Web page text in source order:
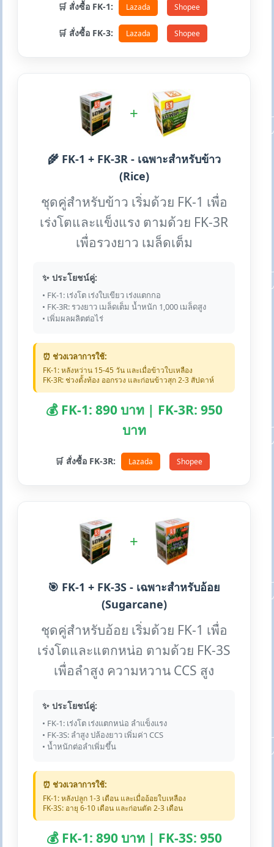
🛒 สั่งซื้อ FK-1: Lazada Shopee
🛒 สั่งซื้อ FK-3: Lazada Shopee
+
🌾 FK-1 + FK-3R - เฉพาะสำหรับข้าว
(Rice)
ชุดคู่สำหรับข้าว เริ่มด้วย FK-1 เพื่อ
เร่งโตและแข็งแรง ตามด้วย FK-3R
เพื่อรวงยาว เมล็ดเต็ม
✨ ประโยชน์คู่:
• FK-1: เร่งโต เร่งใบเขียว เร่งแตกกอ
• FK-3R: รวงยาว เมล็ดเต็ม น้ำหนัก 1,000 เมล็ดสูง
• เพิ่มผลผลิตต่อไร่
⏰ ช่วงเวลาการใช้:
FK-1: หลังหว่าน 15-45 วัน และเมื่อข้าวใบเหลือง
FK-3R: ช่วงตั้งท้อง ออกรวง และก่อนข้าวสุก 2-3 สัปดาห์
💰 FK-1: 890 บาท | FK-3R: 950
บาท
🛒 สั่งซื้อ FK-3R: Lazada Shopee
+
🎯 FK-1 + FK-3S - เฉพาะสำหรับอ้อย
(Sugarcane)
ชุดคู่สำหรับอ้อย เริ่มด้วย FK-1 เพื่อ
เร่งโตและแตกหน่อ ตามด้วย FK-3S
เพื่อลำสูง ความหวาน CCS สูง
✨ ประโยชน์คู่:
• FK-1: เร่งโต เร่งแตกหน่อ ลำแข็งแรง
• FK-3S: ลำสูง ปล้องยาว เพิ่มค่า CCS
• น้ำหนักต่อลำเพิ่มขึ้น
⏰ ช่วงเวลาการใช้:
FK-1: หลังปลูก 1-3 เดือน และเมื่ออ้อยใบเหลือง
FK-3S: อายุ 6-10 เดือน และก่อนตัด 2-3 เดือน
💰 FK-1: 890 บาท | FK-3S: 950